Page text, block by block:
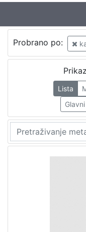
Probrano po:
Lista